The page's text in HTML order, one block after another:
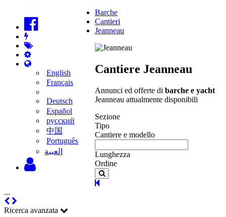
English
Français
Deutsch
Español
русский
中国
Português
‫العبية
Barche
Cantieri
Jeanneau
Cantiere Jeanneau
Annunci ed offerte di barche e yacht
Jeanneau attualmente disponibili
Sezione
Tipo
Cantiere e modello
Lunghezza
Ordine
...
Ricerca avanzata